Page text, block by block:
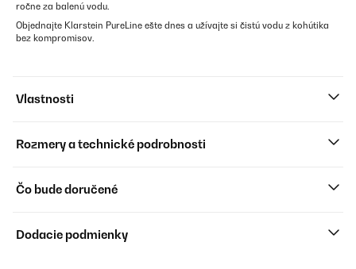
ročne za balenú vodu.
Objednajte Klarstein PureLine ešte dnes a užívajte si čistú vodu z kohútika
bez kompromisov.
Vlastnosti
Rozmery a technické podrobnosti
Čo bude doručené
Dodacie podmienky